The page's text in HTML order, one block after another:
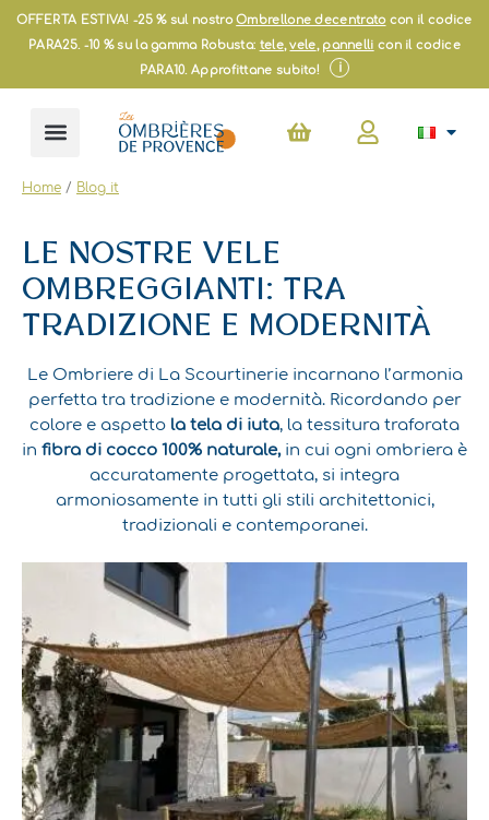
VaiOFFERTA ESTIVA! -25 % sul nostroOmbrellone decentratocon il codice
PARA25. -10 % su la gamma Robusta: tele,vele, pannelli con il codice
PARA10. Approfittane subito! i
Carrello
Home / Blog it
LE NOSTRE VELE
OMBREGGIANTI: TRA
TRADIZIONE E MODERNITÀ
Le Ombriere di La Scourtinerie incarnano l’armonia
perfetta tra tradizione e modernità. Ricordando per
colore e aspetto la tela di iuta, la tessitura traforata
in fibra di cocco 100% naturale,in cui ogni ombriera è
accuratamente progettata, si integra
armoniosamente in tutti gli stili architettonici,
tradizionali e contemporanei.